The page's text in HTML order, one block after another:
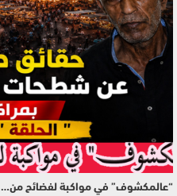
“عالمكشوف” في مواكبة لفضائح من…